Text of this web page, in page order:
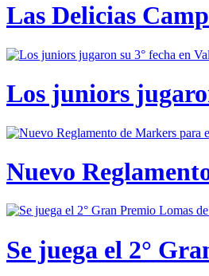
Las Delicias
Los juniors
Nuevo
Se juega el 2°